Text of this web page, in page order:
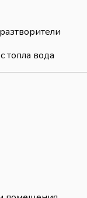
топла вода